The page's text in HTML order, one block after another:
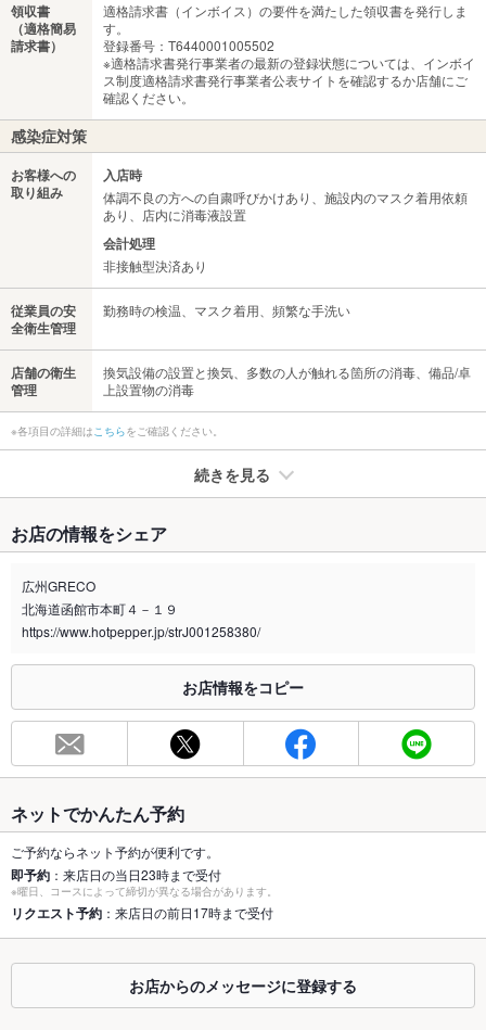
領収書
（適格簡易
請求書）
適格請求書（インボイス）の要件を満たした領収書を発行しま
す。
登録番号：T6440001005502
※適格請求書発行事業者の最新の登録状態については、インボイ
ス制度適格請求書発行事業者公表サイトを確認するか店舗にご
確認ください。
感染症対策
お客様への
取り組み
入店時
体調不良の方への自粛呼びかけあり、施設内のマスク着用依頼
あり、店内に消毒液設置
会計処理
非接触型決済あり
従業員の安
全衛生管理
勤務時の検温、マスク着用、頻繁な手洗い
店舗の衛生
管理
換気設備の設置と換気、多数の人が触れる箇所の消毒、備品/卓
上設置物の消毒
※各項目の詳細はこちらをご確認ください。
続きを見る
禁煙・喫煙
分煙（仕切りあり）
喫煙専用室 なし
合わせください。
お席
容人数
個室 なし
座敷 なし
掘りごたつ なし
お店の情報をシェア
広州GRECO
北海道函館市本町４－１９
https://www.hotpepper.jp/strJ001258380/
お店情報をコピー
ネットでかんたん予約
ご予約ならネット予約が便利です。
即予約 ：来店日の当日23時まで受付
※曜日、コースによって締切が異なる場合があります。
リクエスト予約 ：来店日の前日17時まで受付
お店からのメッセージに登録する